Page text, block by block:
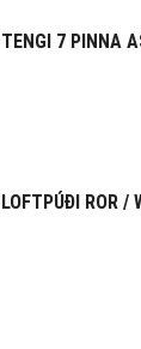
TENGI 7 PINNA
LOFTPÚÐI ROR /